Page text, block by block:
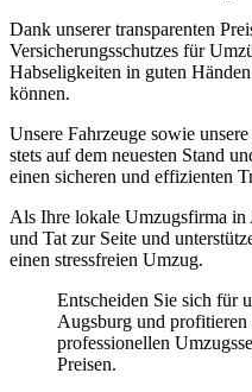
Dank unserer transparenten
Versicherungsschutzes für
Habseligkeiten in guten
können.
Unsere Fahrzeuge sowie unsere
stets auf dem neuesten Stand
einen sicheren und effizienten
Als Ihre lokale Umzugsfirma
und Tat zur Seite und
einen stressfreien Umzug.
Entscheiden Sie sich für
Augsburg und profitieren
professionellen
Preisen.